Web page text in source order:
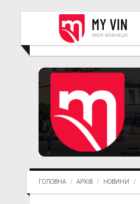
ГОЛОВНА АРХІВ НОВИНИ